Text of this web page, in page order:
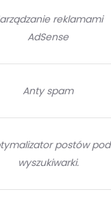
reklamami
AdSense
Anty spam
postów pod
wyszukiwarki.